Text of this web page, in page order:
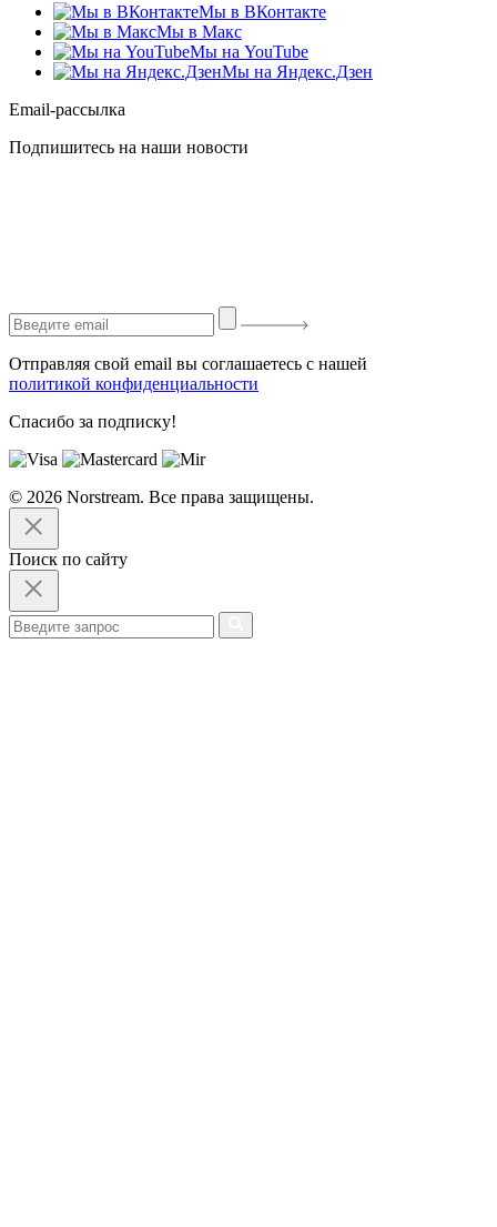
Мы в ВКонтакте
Мы в Макс
Мы на YouTube
Мы на Яндекс.Дзен
Email-рассылка
Подпишитесь на наши новости
Отправляя свой email вы соглашаетесь с нашей
политикой конфиденциальности
Спасибо за подписку!
© 2026 Norstream. Все права защищены.
Поиск по сайту